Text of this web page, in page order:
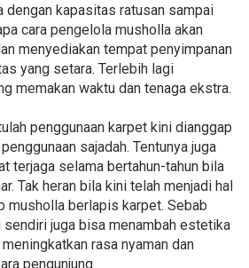
dengan kapasitas ratusan sampai
cara pengelola musholla akan
menyediakan tempat penyimpanan
yang setara. Terlebih lagi
memakan waktu dan tenaga ekstra.
penggunaan karpet kini dianggap
sajadah. Tentunya juga
terjaga selama bertahun-tahun bila
Tak heran bila kini telah menjadi hal
musholla berlapis karpet. Sebab
sendiri juga bisa menambah estetika
rasa nyaman dan
pengunjung.